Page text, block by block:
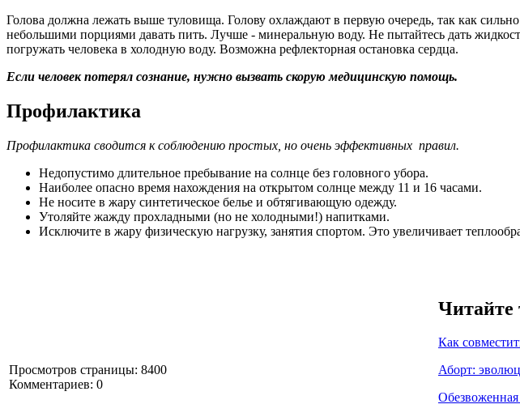
Голова должна лежать выше туловища. Голову охлаждают в первую очередь, так как
небольшими порциями давать пить. Лучше - минеральную воду. Не пытайтесь дать
погружать человека в холодную воду. Возможна рефлекторная остановка сердца.
Если человек потерял сознание, нужно вызвать скорую медицинскую помощь.
Профилактика
Профилактика сводится к соблюдению простых, но очень эффективных правил.
Недопустимо длительное пребывание на солнце без головного убора.
Наиболее опасно время нахождения на открытом солнце между 11 и 16 часами.
Не носите в жару синтетическое белье и обтягивающую одежду.
Утоляйте жажду прохладными (но не холодными!) напитками.
Исключите в жару физическую нагрузку, занятия спортом. Это увеличивает
Просмотров страницы: 8400
Комментариев: 0
Читайте
Как
Аборт: